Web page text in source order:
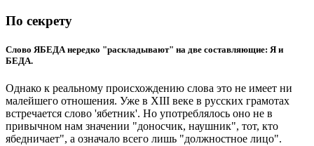
По секрету
Слово ЯБЕДА нередко "раскладывают" на две составляющие: Я и
БЕДА.
Однако к реальному происхождению слова это не имеет ни
малейшего отношения. Уже в XIII веке в русских грамотах
встречается слово 'ябетник'. Но употреблялось оно не в
привычном нам значении "доносчик, наушник", тот, кто
ябедничает", а означало всего лишь "должностное лицо".